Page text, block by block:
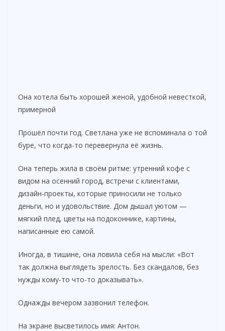
Она хотела быть хорошей женой, удобной невесткой,
примерной
Прошёл почти год. Светлана уже не вспоминала о той
буре, что когда-то перевернула её жизнь.
Она теперь жила в своём ритме: утренний кофе с
видом на осенний город, встречи с клиентами,
дизайн-проекты, которые приносили не только
деньги, но и удовольствие. Дом дышал уютом —
мягкий плед, цветы на подоконнике, картины,
написанные ею самой.
Иногда, в тишине, она ловила себя на мысли: «Вот
так должна выглядеть зрелость. Без скандалов, без
нужды кому-то что-то доказывать».
Однажды вечером зазвонил телефон.
На экране высветилось имя: Антон.